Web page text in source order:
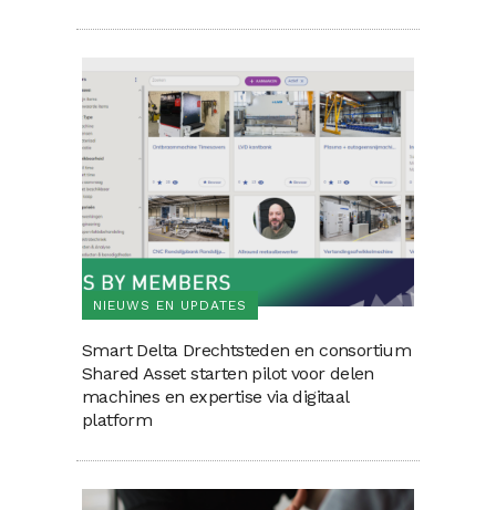
NIEUWS EN UPDATES
Smart Delta Drechtsteden en consortium
Shared Asset starten pilot voor delen
machines en expertise via digitaal
platform